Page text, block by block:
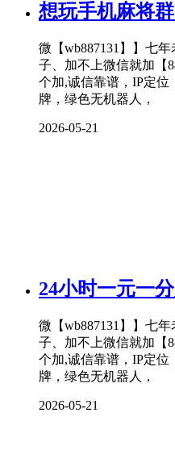
想玩手机麻将
微【wb887131】】七
子、加不上微信就加【
个加,诚信靠谱，IP定位
牌，绿色无机器人，
2026-05-21
24小时一元一
微【wb887131】】七
子、加不上微信就加【
个加,诚信靠谱，IP定位
牌，绿色无机器人，
2026-05-21